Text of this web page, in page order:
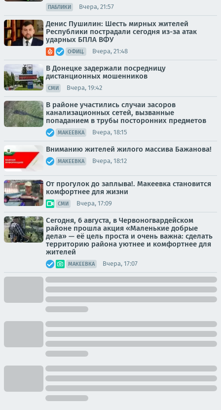
ПАБЛИКИ Вчера, 21:57
Денис Пушилин: Шесть мирных жителей
Республики пострадали сегодня из-за атак
ударных БПЛА ВФУ
ОФИЦ. Вчера, 21:48
В Донецке задержали посредницу
дистанционных мошенников
СМИ Вчера, 19:42
В районе участились случаи засоров
канализационных сетей, вызванные
попаданием в трубы посторонних предметов
МАКЕЕВКА Вчера, 18:15
Вниманию жителей жилого массива Бажанова!
МАКЕЕВКА Вчера, 18:12
От прогулок до заплыва!. Макеевка становится
комфортнее для жизни
СМИ Вчера, 17:09
Сегодня, 6 августа, в Червоногвардейском
районе прошла акция «Маленькие добрые
дела» — её цель проста и очень важна: сделать
территорию района уютнее и комфортнее для
жителей
МАКЕЕВКА Вчера, 17:07